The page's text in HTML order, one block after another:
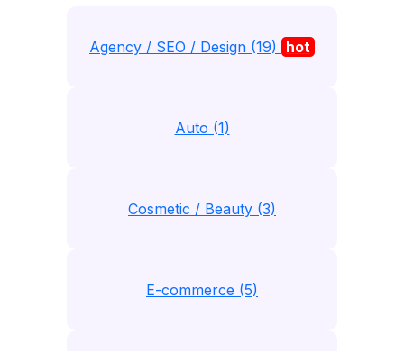
Agency / SEO / Design (19) hot
Auto (1)
Cosmetic / Beauty (3)
E-commerce (5)